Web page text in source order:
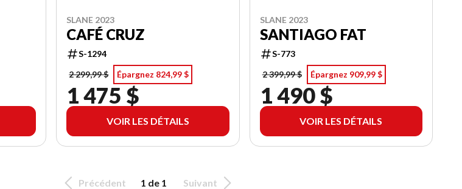
SLANE 2023
CAFÉ CRUZ
S-1294
2 299,99 $
Épargnez 824,99 $
1 475 $
VOIR LES DÉTAILS
SLANE 2023
SANTIAGO FAT
S-773
2 399,99 $
Épargnez 909,99 $
1 490 $
VOIR LES DÉTAILS
Précédent 1 de 1 Suivant